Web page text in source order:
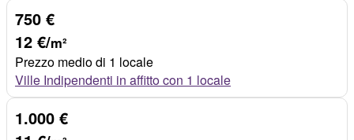
750 €
12 €/m²
Prezzo medio di 1 locale
Ville Indipendenti in affitto con 1 locale
1.000 €